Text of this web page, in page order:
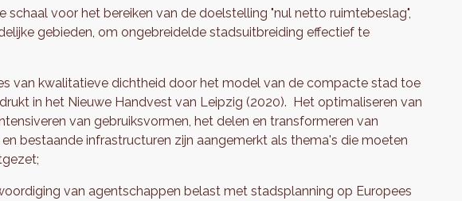
schaal voor het bereiken van de doelstelling "nul netto ruimtebeslag",
gebieden, om ongebreidelde stadsuitbreiding effectief te
van kwalitatieve dichtheid door het model van de compacte stad toe
in het Nieuwe Handvest van Leipzig (2020). Het optimaliseren van
van gebruiksvormen, het delen en transformeren van
bestaande infrastructuren zijn aangemerkt als thema's die moeten
van agentschappen belast met stadsplanning op Europees